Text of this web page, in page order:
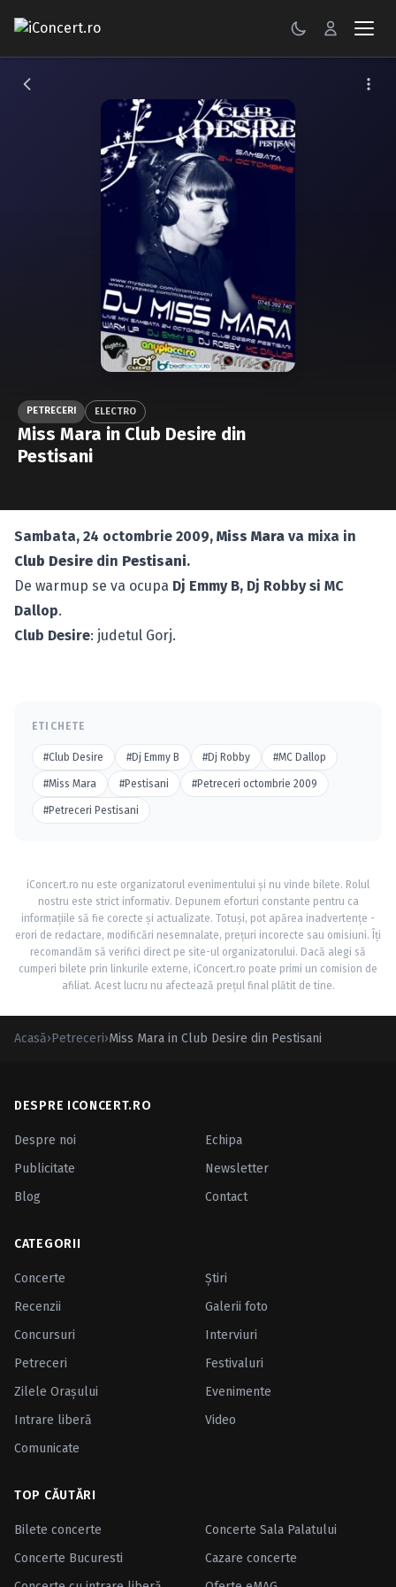
CONCERTE
Caută în site...
PETRECERI ELECTRO
Miss Mara in Club Desire din
Pestisani
Sambata, 24 octombrie 2009, Miss Mara va mixa in
Club Desire din Pestisani.
De warmup se va ocupa Dj Emmy B, Dj Robby si MC
Dallop.
Club Desire: judetul Gorj.
ETICHETE
#Club Desire #Dj Emmy B #Dj Robby #MC Dallop
#Miss Mara #Pestisani #Petreceri octombrie 2009
#Petreceri Pestisani
iConcert.ro nu este organizatorul evenimentului și nu vinde bilete. Rolul
nostru este strict informativ. Depunem eforturi constante pentru ca
informațiile să fie corecte și actualizate. Totuși, pot apărea inadvertențe -
erori de redactare, modificări nesemnalate, prețuri incorecte sau omisiuni. Îți
recomandăm să verifici direct pe site-ul organizatorului. Dacă alegi să
cumperi bilete prin linkurile externe, iConcert.ro poate primi un comision de
afiliat. Acest lucru nu afectează prețul final plătit de tine.
Acasă›Petreceri›Miss Mara in Club Desire din Pestisani
DESPRE ICONCERT.RO
Despre noi
Echipa
Publicitate
Newsletter
Blog
Contact
CATEGORII
Concerte
Ştiri
Recenzii
Galerii foto
Concursuri
Interviuri
Petreceri
Festivaluri
Zilele Oraşului
Evenimente
Intrare liberă
Video
Comunicate
TOP CĂUTĂRI
Bilete concerte
Concerte Sala Palatului
Concerte Bucuresti
Cazare concerte